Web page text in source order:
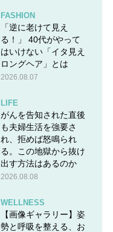
FASHION
「逆に老けて見え
る！」 40代がやって
はいけない「イタ見え
ロングヘア」とは
2026.08.07
LIFE
がんを告知された直後
も夫婦生活を強要さ
れ、拒めば怒鳴られ
る。この地獄から抜け
出す方法はあるのか
2026.08.08
WELLNESS
【画像ギャラリー】姿
勢と呼吸を整える、お